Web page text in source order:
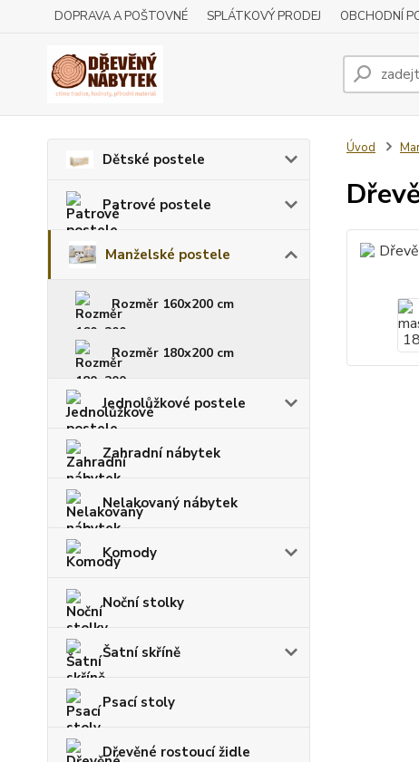
DOPRAVA A POŠTOVNÉ SPLÁTKOVÝ PRODEJ OBCHODNÍ
Dětské postele
Patrové postele
Manželské postele
Rozměr 160x200 cm
Rozměr 180x200 cm
Jednolůžkové postele
Zahradní nábytek
Nelakovaný nábytek
Komody
Noční stolky
Šatní skříně
Psací stoly
Dřevěné rostoucí židle
Úvod